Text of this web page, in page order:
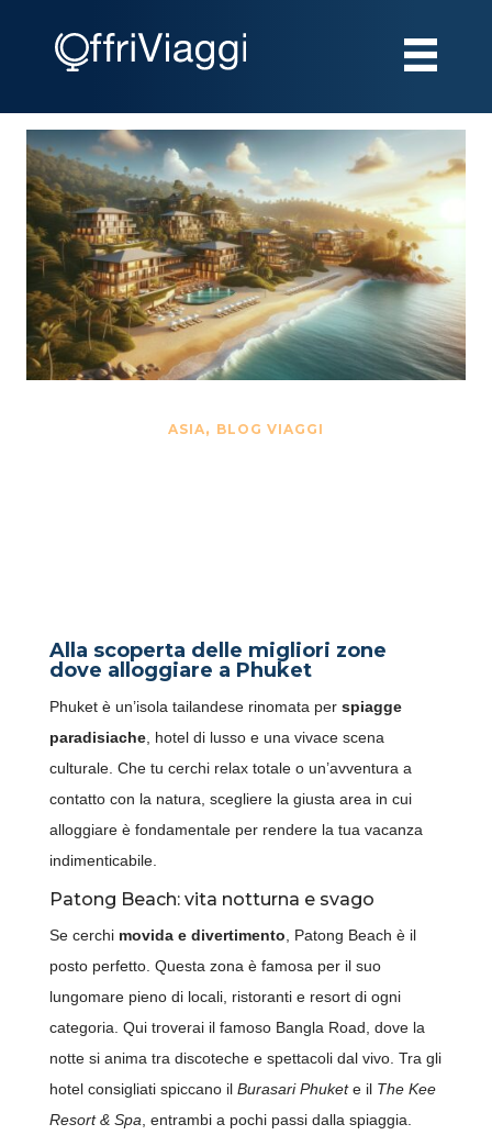
ASIA, BLOG VIAGGI
Alla scoperta delle migliori zone
dove alloggiare a Phuket
Phuket è un’isola tailandese rinomata per spiagge
paradisiache, hotel di lusso e una vivace scena
culturale. Che tu cerchi relax totale o un’avventura a
contatto con la natura, scegliere la giusta area in cui
alloggiare è fondamentale per rendere la tua vacanza
indimenticabile.
Patong Beach: vita notturna e svago
Se cerchi movida e divertimento, Patong Beach è il
posto perfetto. Questa zona è famosa per il suo
lungomare pieno di locali, ristoranti e resort di ogni
categoria. Qui troverai il famoso Bangla Road, dove la
notte si anima tra discoteche e spettacoli dal vivo. Tra gli
hotel consigliati spiccano il Burasari Phukete il The Kee
Resort & Spa, entrambi a pochi passi dalla spiaggia.